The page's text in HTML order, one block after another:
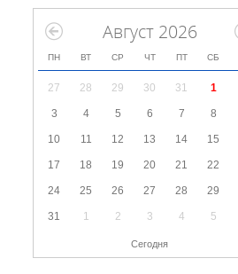
Август 2026
ПН ВТ СР ЧТ ПТ СБ
27 28 29 30 31 1
3 4 5 6 7 8
10 11 12 13 14 15
17 18 19 20 21 22
24 25 26 27 28 29
31 1 2 3 4 5
Сегодня